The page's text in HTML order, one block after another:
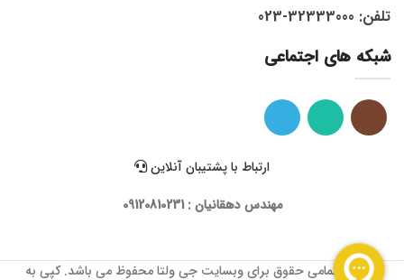
تلفن: 32333000-023
شبکه های اجتماعی
ارتباط با پشتیبان آنلاین
مهندس دهقانیان : 09120810231
1399 © تمامی حقوق برای وبسایت جی ولتا محفوظ می باشد. کپی به